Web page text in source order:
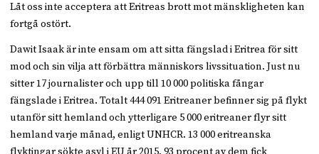
Låt oss inte acceptera att Eritreas brott mot mänskligheten kan
fortgå ostört.
Dawit Isaak är inte ensam om att sitta fängslad i Eritrea för sitt
mod och sin vilja att förbättra människors livssituation. Just nu
sitter 17 journalister och upp till 10 000 politiska fångar
fängslade i Eritrea. Totalt 444 091 Eritreaner befinner sig på flykt
utanför sitt hemland och ytterligare 5 000 eritreaner flyr sitt
hemland varje månad, enligt UNHCR. 13 000 eritreanska